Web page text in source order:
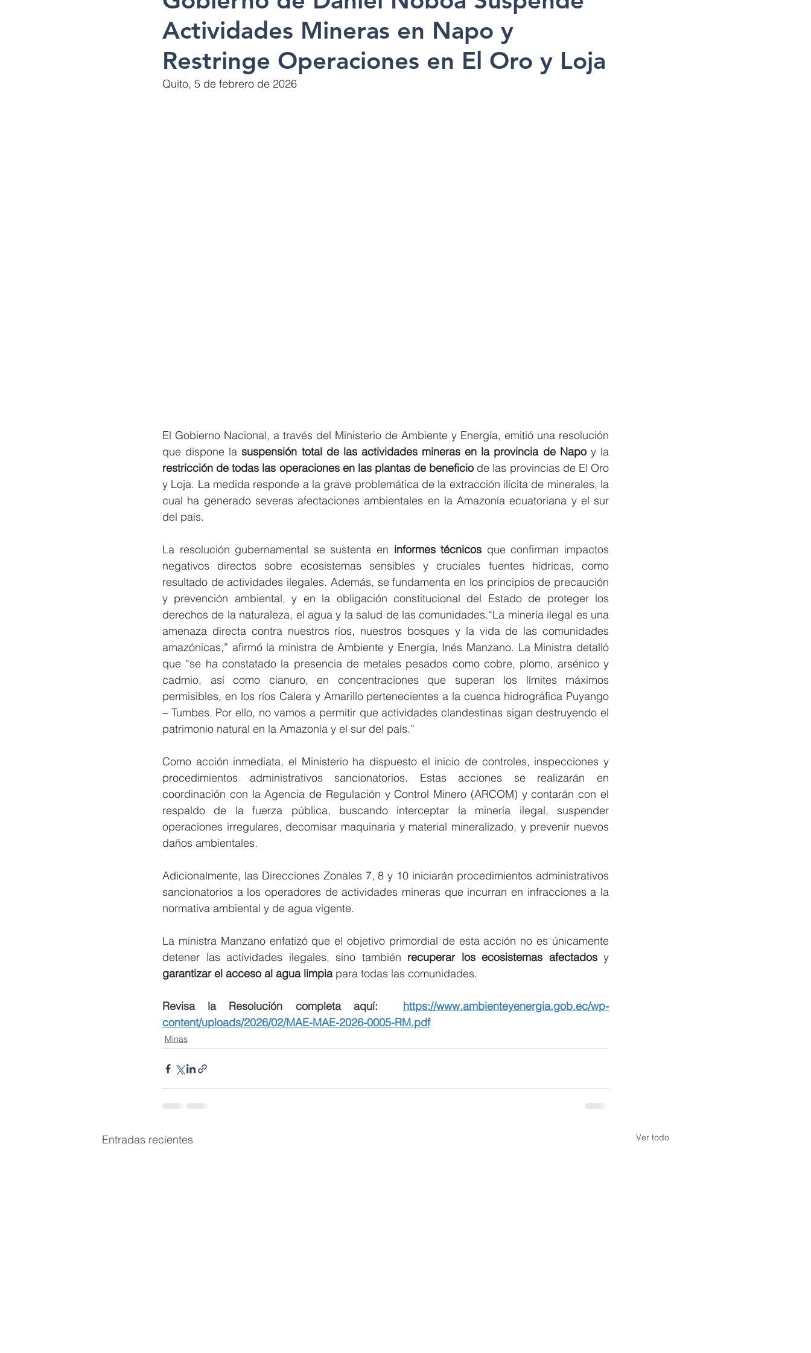
Actividades Mineras en Napo y
Restringe Operaciones en El Oro y Loja
Quito, 5 de febrero de 2026
El Gobierno Nacional, a través del Ministerio de Ambiente y Energía, emitió una resolución
que dispone la suspensión total de las actividades mineras en la provincia de Napo
restricción de todas las operaciones en las plantas de beneficio de las provincias de El Oro
y Loja. La medida responde a la grave problemática de la extracción ilícita de minerales, la
cual ha generado severas afectaciones ambientales en la Amazonía ecuatoriana y el sur
del país.
La resolución gubernamental se sustenta en informes técnicos que confirman impactos
negativos directos sobre ecosistemas sensibles y cruciales fuentes hídricas, como
resultado de actividades ilegales. Además, se fundamenta en los principios de precaución
y prevención ambiental, y en la obligación constitucional del Estado de proteger los
derechos de la naturaleza, el agua y la salud de las comunidades.“La minería ilegal es una
amenaza directa contra nuestros ríos, nuestros bosques y la vida de las comunidades
amazónicas,” afirmó la ministra de Ambiente y Energía, Inés Manzano. La Ministra detalló
que “se ha constatado la presencia de metales pesados como cobre, plomo, arsénico y
cadmio, así como cianuro, en concentraciones que superan los límites máximos
permisibles, en los ríos Calera y Amarillo pertenecientes a la cuenca hidrográfica Puyango
– Tumbes. Por ello, no vamos a permitir que actividades clandestinas sigan destruyendo el
patrimonio natural en la Amazonía y el sur del país.”
Como acción inmediata, el Ministerio ha dispuesto el inicio de controles, inspecciones y
procedimientos administrativos sancionatorios. Estas acciones se realizarán en
coordinación con la Agencia de Regulación y Control Minero (ARCOM) y contarán con el
respaldo de la fuerza pública, buscando interceptar la minería ilegal, suspender
operaciones irregulares, decomisar maquinaria y material mineralizado, y prevenir nuevos
daños ambientales.
Adicionalmente, las Direcciones Zonales 7, 8 y 10 iniciarán procedimientos administrativos
sancionatorios a los operadores de actividades mineras que incurran en infracciones a la
normativa ambiental y de agua vigente.
La ministra Manzano enfatizó que el objetivo primordial de esta acción no es únicamente
detener las actividades ilegales, sino también recuperar los ecosistemas afectados
garantizar el acceso al agua limpia para todas las comunidades.
Revisa la Resolución completa aquí: https://www.ambienteyenergia.gob.ec/wp-
content/uploads/2026/02/MAE-MAE-2026-0005-RM.pdf
Minas
Entradas recientes Ver todo